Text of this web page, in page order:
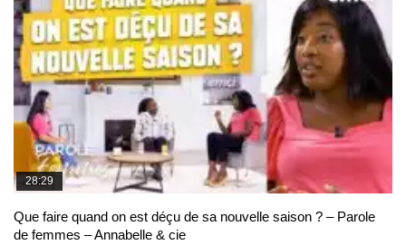
28:29
Que faire quand on est déçu de sa nouvelle saison ? – Parole
de femmes – Annabelle & cie